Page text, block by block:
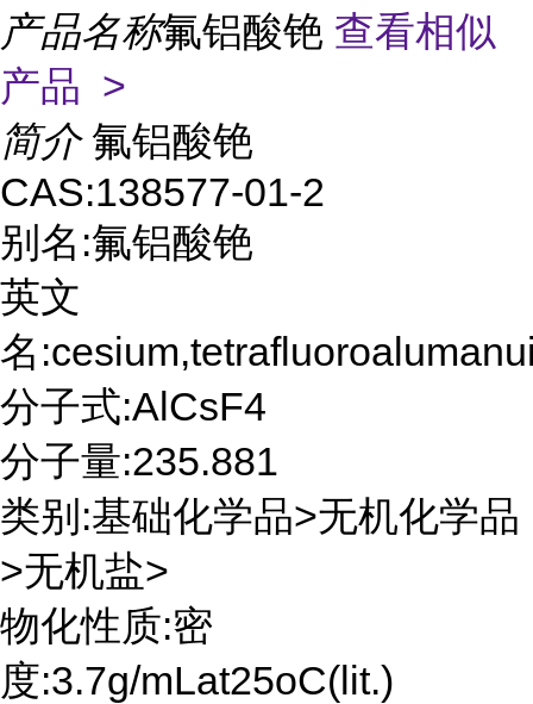
产品名称氟铝酸铯 查看相似
产品 >
简介 氟铝酸铯
CAS:138577-01-2
别名:氟铝酸铯
英文
名
分子式:AlCsF4
分子量:235.881
类别:基础化学品>无机化学品
>无机盐>
物化性质:密
度:3.7g/mLat25oC(lit.)